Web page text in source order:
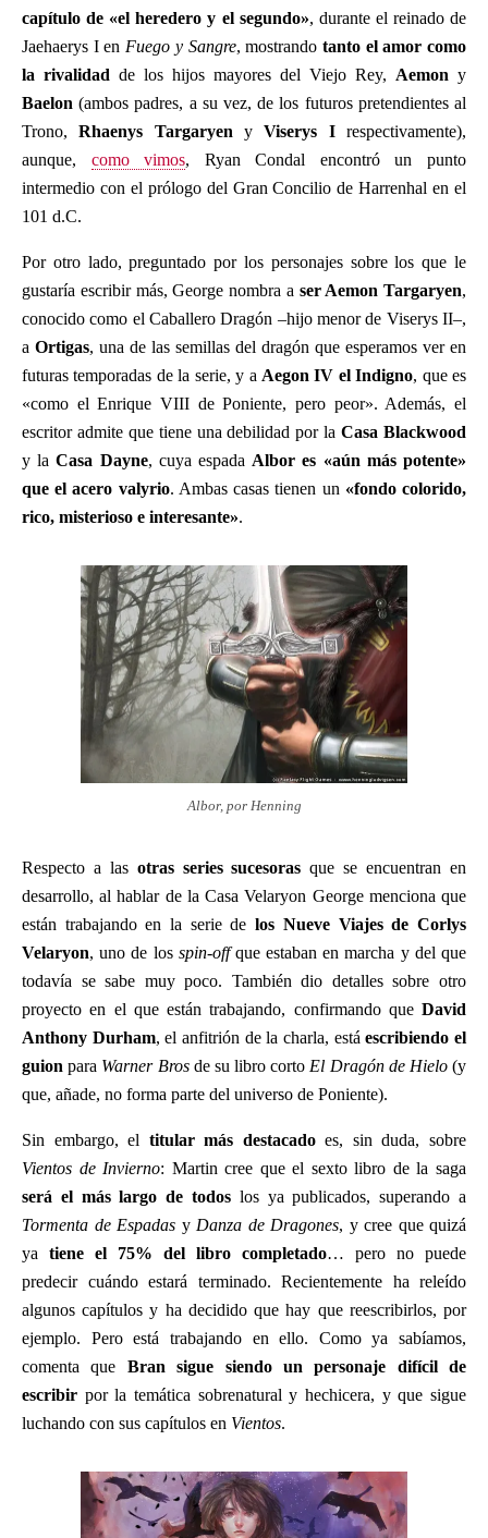
capítulo de «el heredero y el segundo», durante el reinado de
Jaehaerys I en Fuego y Sangre, mostrando tanto el amor como
la rivalidad de los hijos mayores del Viejo Rey, Aemon y
Baelon (ambos padres, a su vez, de los futuros pretendientes al
Trono,Rhaenys Targaryen yViserys Irespectivamente),
aunque, como vimos, Ryan Condal encontró un punto
intermedio con el prólogo del Gran Concilio de Harrenhal en el
101 d.C.
Por otro lado, preguntado por los personajes sobre los que le
gustaría escribir más, George nombra a ser Aemon Targaryen,
conocido como el Caballero Dragón –hijo menor de Viserys II–,
a Ortigas, una de las semillas del dragón que esperamos ver en
futuras temporadas de la serie, y a Aegon IV el Indigno, que es
«como el Enrique VIII de Poniente, pero peor». Además, el
escritor admite que tiene una debilidad por laCasa Blackwood
y laCasa Dayne, cuya espada Albor es «aún más potente»
que el acero valyrio. Ambas casas tienen un «fondo colorido,
rico, misterioso e interesante».
Albor, por Henning
Respecto a las otras series sucesoras que se encuentran en
desarrollo, al hablar de la Casa Velaryon George menciona que
están trabajando en la serie delos Nueve Viajes de Corlys
Velaryon, uno de los spin-offque estaban en marcha y del que
todavía se sabe muy poco. También dio detalles sobre otro
proyecto en el que están trabajando, confirmando que David
Anthony Durham, el anfitrión de la charla, estáescribiendo el
guion para Warner Brosde su libro cortoEl Dragón de Hielo(y
que, añade, no forma parte del universo de Poniente).
Sin embargo, el titular más destacadoes, sin duda, sobre
Vientos de Invierno: Martin cree que el sexto libro de la saga
será el más largo de todos los ya publicados, superando a
Tormenta de Espadas y Danza de Dragones, y cree que quizá
ya tiene el 75% del libro completado… pero no puede
predecir cuándo estará terminado. Recientemente ha releído
algunos capítulos y ha decidido que hay que reescribirlos, por
ejemplo. Pero está trabajando en ello. Como ya sabíamos,
comenta que Bran sigue siendo un personaje difícil de
escribir por la temática sobrenatural y hechicera, y que sigue
luchando con sus capítulos en Vientos.